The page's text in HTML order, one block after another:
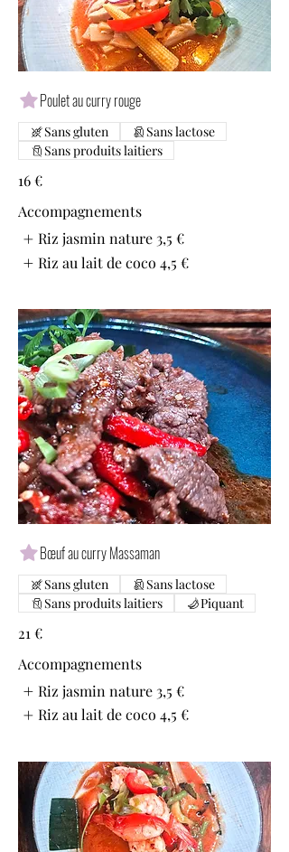
Poulet au curry rouge
16 €
Sans gluten
Sans lactose
Sans produits laitiers
Accompagnements
Riz jasmin nature 3,5 €
Riz au lait de coco 4,5 €
Bœuf au curry Massaman
21 €
Sans gluten
Sans lactose
Sans produits laitiers
Piquant
Accompagnements
Riz jasmin nature 3,5 €
Riz au lait de coco 4,5 €